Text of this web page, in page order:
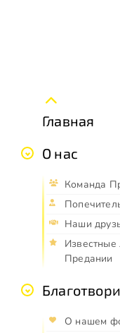
Главная
О нас
Команда
Наши
Предании
О нашем